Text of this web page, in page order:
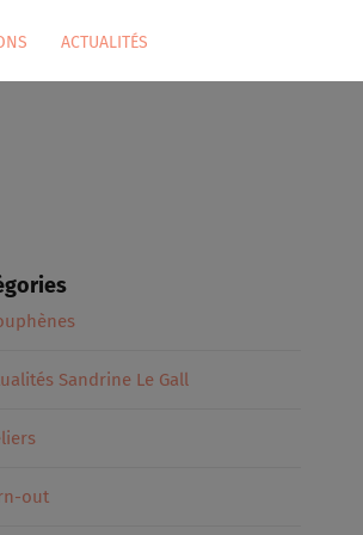
ACTUALITÉS
Sandrine Le Gall
out